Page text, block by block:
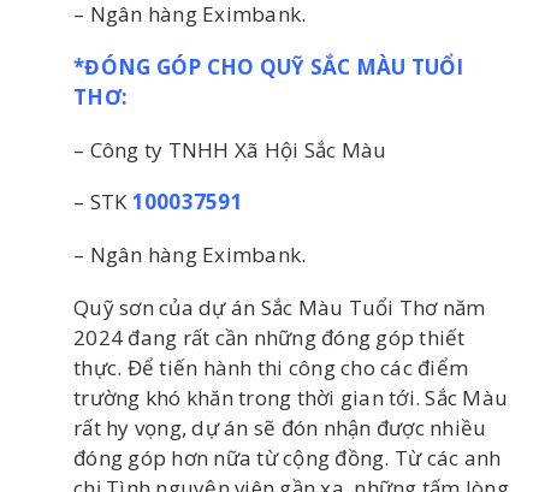
– Ngân hàng Eximbank.
*ĐÓNG GÓP CHO QUỸ SẮC MÀU TUỔI
THƠ:
– Công ty TNHH Xã Hội Sắc Màu
– STK100037591
– Ngân hàng Eximbank.
Quỹ sơn của dự án Sắc Màu Tuổi Thơ năm
2024 đang rất cần những đóng góp thiết
thực. Để tiến hành thi công cho các điểm
trường khó khăn trong thời gian tới. Sắc Màu
rất hy vọng, dự án sẽ đón nhận được nhiều
đóng góp hơn nữa từ cộng đồng. Từ các anh